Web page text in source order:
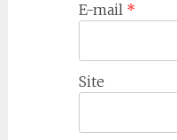
E-mail *
Site